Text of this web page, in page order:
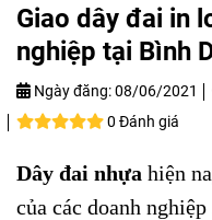
Giao dây đai in
nghiệp tại Bình
Ngày đăng:08/06/2021
0 Đánh giá
Dây đai nhựa hiện
của các doanh